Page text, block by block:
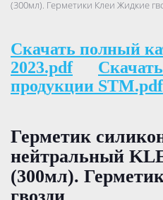
(300мл). Герметики Клеи Жидкие
Скачать полный
2023.pdf
продукции STM.pdf
Герметик
нейтральный
(300мл).